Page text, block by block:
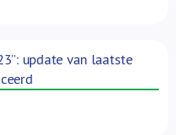
update van laatste